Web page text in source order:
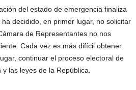
del estado de emergencia finaliza
decidido, en primer lugar, no solicitar
de Representantes no nos
Cada vez es más difícil obtener
continuar el proceso electoral de
las leyes de la República.